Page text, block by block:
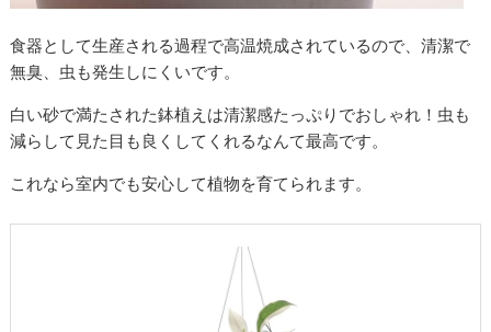
食器として生産される過程で高温焼成されているので、清潔で
無臭、虫も発生しにくいです。
白い砂で満たされた鉢植えは清潔感たっぷりでおしゃれ！虫も
減らして見た目も良くしてくれるなんて最高です。
これなら室内でも安心して植物を育てられます。